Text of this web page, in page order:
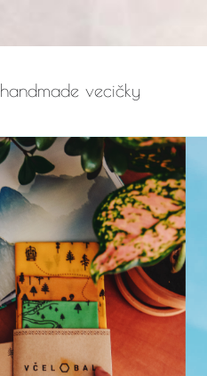
handmade vecičky